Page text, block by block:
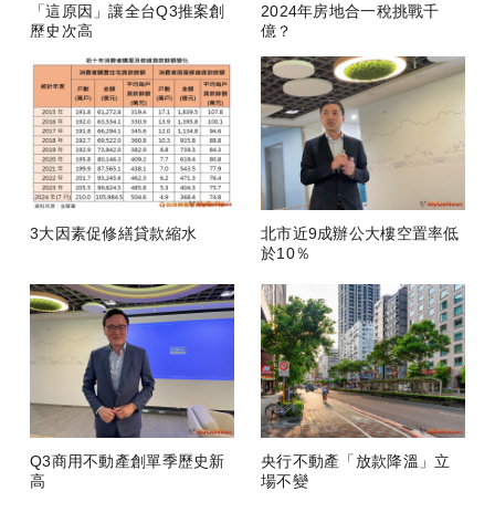
「這原因」讓全台Q3推案創
歷史次高
2024年房地合一稅挑戰千
億？
3大因素促修繕貸款縮水
北市近9成辦公大樓空置率低
於10％
Q3商用不動產創單季歷史新
高
央行不動產「放款降溫」立
場不變